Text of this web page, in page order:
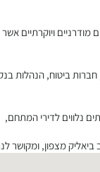
מודרניים ויוקרתיים
ביטוח, הנהלות
נלווים לדירי המתחם,
מצפון, ומקושר